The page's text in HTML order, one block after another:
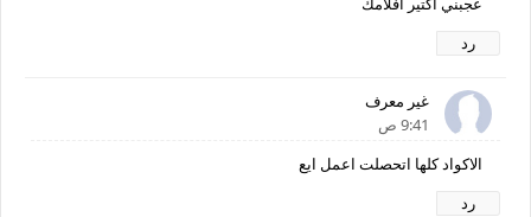
رد
غير معرف
9:41 ص
الاكواد كلها اتحصلت اعمل ايع
رد